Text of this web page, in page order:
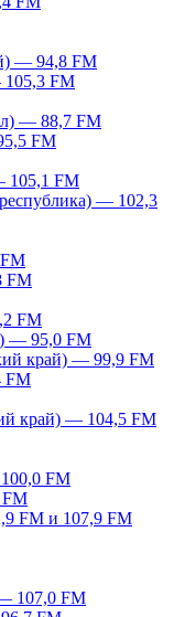
— 94,8 FM
FM
— 88,7 FM
FM
105,1 FM
республика) — 102,3
FM
FM
— 95,0 FM
край) — 99,9 FM
FM
край) — 104,5 FM
FM
FM и 107,9 FM
107,0 FM